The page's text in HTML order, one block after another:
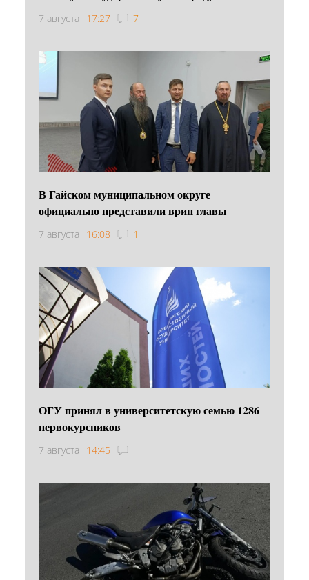
7 августа 17:27 7
В Гайском муниципальном округе
официально представили врип главы
7 августа 16:08 1
ОГУ принял в университетскую семью 1286
первокурсников
7 августа 14:45